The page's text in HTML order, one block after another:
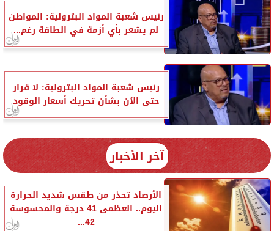
رئيس شعبة المواد البترولية: المواطن
لم يشعر بأي أزمة في الطاقة رغم...
رئيس شعبة المواد البترولية: لا قرار
حتى الآن بشأن تحريك أسعار الوقود
آخر الأخبار
الأرصاد تحذر من طقس شديد الحرارة
اليوم.. العظمى 41 درجة والمحسوسة
42...